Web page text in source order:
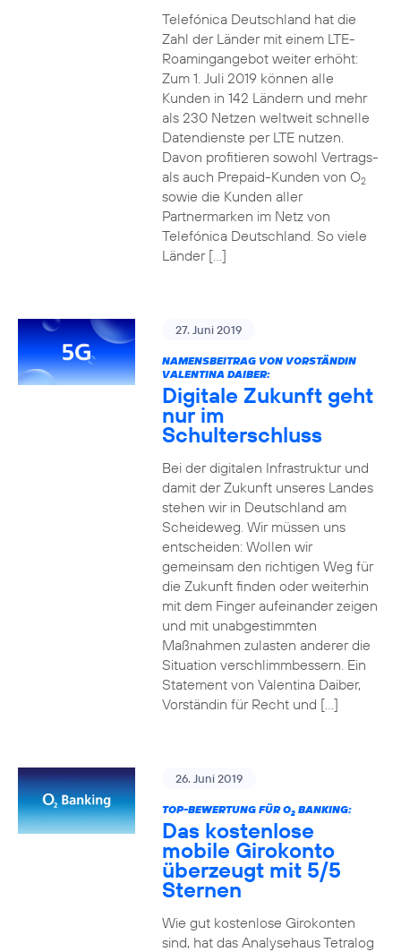
Telefónica Deutschland hat die
Zahl der Länder mit einem LTE-
Roamingangebot weiter erhöht:
Zum 1. Juli 2019 können alle
Kunden in 142 Ländern und mehr
als 230 Netzen weltweit schnelle
Datendienste per LTE nutzen.
Davon profitieren sowohl Vertrags-
als auch Prepaid-Kunden von O2
sowie die Kunden aller
Partnermarken im Netz von
Telefónica Deutschland. So viele
Länder […]
27. Juni 2019
NAMENSBEITRAG VON VORSTÄNDIN
VALENTINA DAIBER:
Digitale Zukunft geht
nur im
Schulterschluss
Bei der digitalen Infrastruktur und
damit der Zukunft unseres Landes
stehen wir in Deutschland am
Scheideweg. Wir müssen uns
entscheiden: Wollen wir
gemeinsam den richtigen Weg für
die Zukunft finden oder weiterhin
mit dem Finger aufeinander zeigen
und mit unabgestimmten
Maßnahmen zulasten anderer die
Situation verschlimmbessern. Ein
Statement von Valentina Daiber,
Vorständin für Recht und […]
26. Juni 2019
TOP-BEWERTUNG FÜR O2BANKING:
Das kostenlose
mobile Girokonto
überzeugt mit 5/5
Sternen
Wie gut kostenlose Girokonten
sind, hat das Analysehaus Tetralog